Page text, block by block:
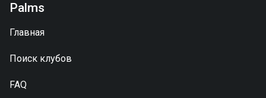
Palms
Главная
Поиск клубов
FAQ